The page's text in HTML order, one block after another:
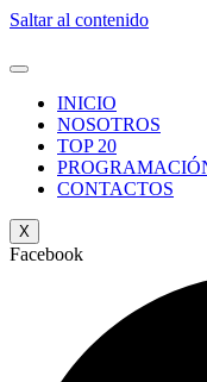
Saltar al contenido
INICIO
NOSOTROS
TOP 20
CONTACTOS
X
Facebook